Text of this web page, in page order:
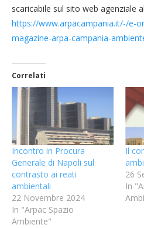
scaricabile sul sito web agenziale
https://www.arpacampania.it/-/e-
magazine-arpa-campania-
Correlati
Incontro in Procura
Generale di Napoli sul
contrasto ai reati
ambientali
22 Novembre 2024
In "Arpac Spazio
Ambiente"
Il
26
In